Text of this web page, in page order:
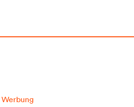
Werbung